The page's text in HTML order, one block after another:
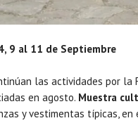
9 al 11 de Septiembre
las actividades por la
en agosto. Muestra
y vestimentas típicas, en